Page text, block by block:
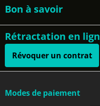
Bon à savoir
Rétractation en
Révoquer un contrat
Modes de paiement